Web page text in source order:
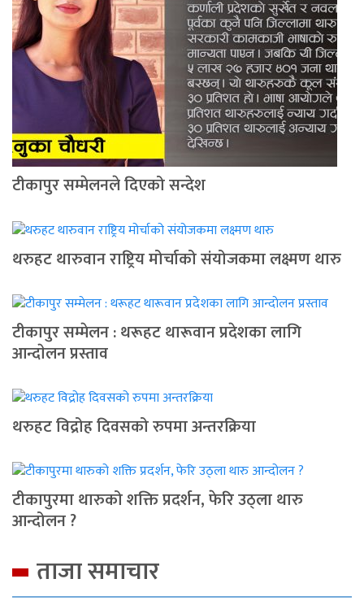
टीकापुर सम्मेलनले दिएको सन्देश
थरुहट थारुवान राष्ट्रिय मोर्चाको संयोजकमा लक्ष्मण थारु
टीकापुर सम्मेलन : थरूहट थारूवान प्रदेशका लागि
आन्दाेलन प्रस्ताव
थरुहट विद्रोह दिवसको रुपमा अन्तरक्रिया
टीकापुरमा थारुको शक्ति प्रदर्शन, फेरि उठ्ला थारु
आन्दोलन ?
ताजा समाचार